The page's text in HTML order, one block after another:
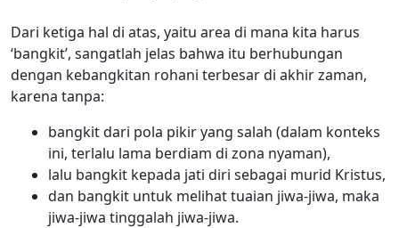
Dari ketiga hal di atas, yaitu area di mana kita harus
‘bangkit’, sangatlah jelas bahwa itu berhubungan
dengan kebangkitan rohani terbesar di akhir zaman,
karena tanpa:
bangkit dari pola pikir yang salah (dalam konteks
ini, terlalu lama berdiam di zona nyaman),
lalu bangkit kepada jati diri sebagai murid Kristus,
dan bangkit untuk melihat tuaian jiwa-jiwa, maka
jiwa-jiwa tinggalah jiwa-jiwa.